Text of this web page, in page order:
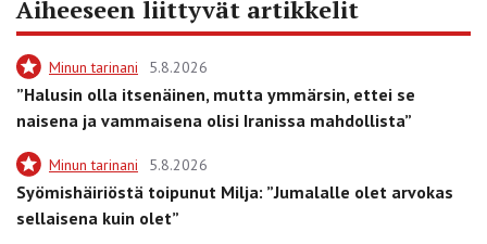
Aiheeseen liittyvät artikkelit
Minun tarinani 5.8.2026
”Halusin olla itsenäinen, mutta ymmärsin, ettei se
naisena ja vammaisena olisi Iranissa mahdollista”
Minun tarinani 5.8.2026
Syömishäiriöstä toipunut Milja: ”Jumalalle olet arvokas
sellaisena kuin olet”